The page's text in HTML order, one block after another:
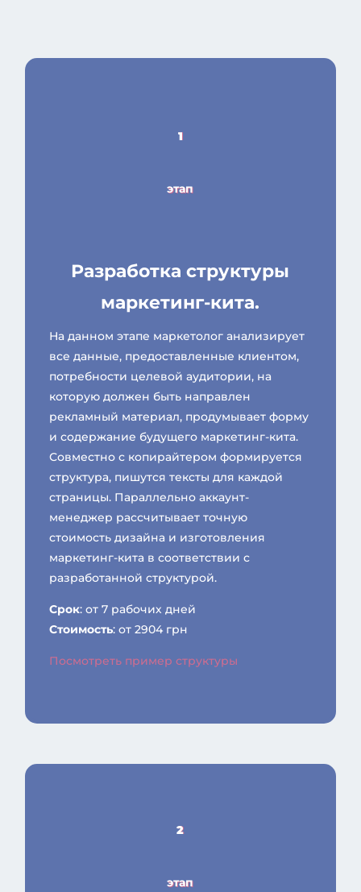
1
этап
Разработка структуры
маркетинг-кита.
На данном этапе маркетолог анализирует
все данные, предоставленные клиентом,
потребности целевой аудитории, на
которую должен быть направлен
рекламный материал, продумывает форму
и содержание будущего маркетинг-кита.
Совместно с копирайтером формируется
структура, пишутся тексты для каждой
страницы. Параллельно аккаунт-
менеджер рассчитывает точную
стоимость дизайна и изготовления
маркетинг-кита в соответствии с
разработанной структурой.
Срок: от 7 рабочих дней
Стоимость: от 2904 грн
Посмотреть пример структуры
2
этап